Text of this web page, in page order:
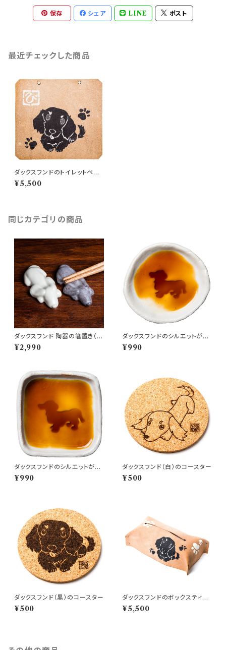
保存 シェア LINE ポスト
最近チェックした商品
ダックスフンドのトイレットペー
パーホルダーカバー
¥5,500
同じカテゴリの商品
ダックスフンド 陶器の箸置き（ペ
ア）
¥2,990
ダックスフンドのシルエットが浮
かぶお醤油小皿（丸）
¥990
ダックスフンドのシルエットが浮
かぶお醤油小皿（四角）
¥990
ダックスフンド（白）のコースター
¥500
ダックスフンド（黒）のコースター
¥500
ダックスフンドのボックスティッ
シュカバー
¥5,500